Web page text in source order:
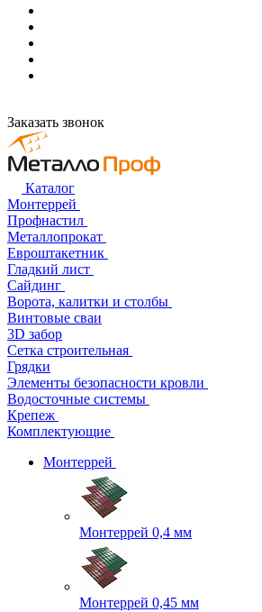
Заказать звонок
Каталог
Монтеррей
Профнастил
Металлопрокат
Евроштакетник
Гладкий лист
Сайдинг
Ворота, калитки и столбы
Винтовые сваи
3D забор
Сетка строительная
Грядки
Элементы безопасности кровли
Водосточные системы
Крепеж
Комплектующие
Монтеррей
Монтеррей 0,4 мм
Монтеррей 0,45 мм